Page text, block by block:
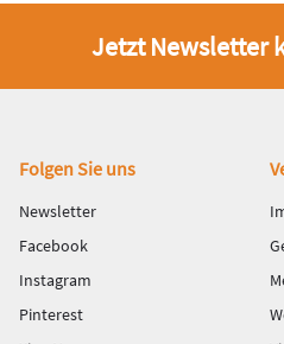
Jetzt Newsletter
Fußbereich
Folgen Sie uns
Newsletter
Facebook
Instagram
Pinterest